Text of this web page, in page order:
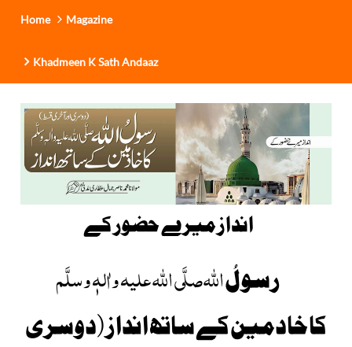
Home Magazine
Khadmeen K Sath Andaaz
انداز میرے حضور کے
رسولُاللہصلَّی اللہ علیہ واٰلہٖ وسلَّم
کاخادمین کے ساتھ انداز(دوسری